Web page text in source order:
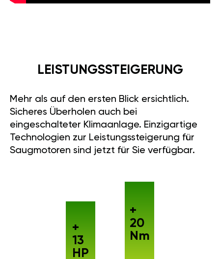
LEISTUNGSSTEIGERUNG
Mehr als auf den ersten Blick ersichtlich.
Sicheres Überholen auch bei
eingeschalteter Klimaanlage. Einzigartige
Technologien zur Leistungssteigerung für
Saugmotoren sind jetzt für Sie verfügbar.
+
13
HP
+
20
Nm